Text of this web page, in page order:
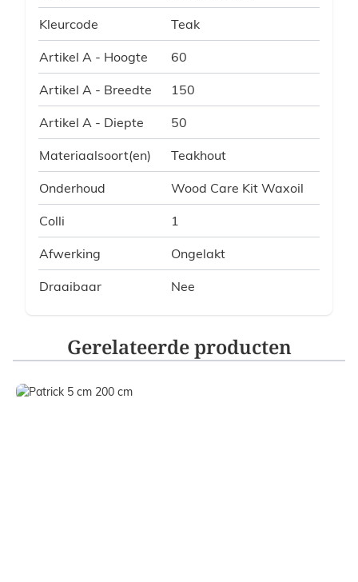
Kleurcode Teak
Artikel A - Hoogte 60
Artikel A - Breedte 150
Artikel A - Diepte 50
Materiaalsoort(en) Teakhout
Onderhoud Wood Care Kit Waxoil
Colli 1
Afwerking Ongelakt
Draaibaar Nee
Gerelateerde producten
Navigating through the elements of the carousel is
Press to skip carousel
Press to go to carousel navigation